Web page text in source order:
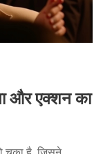
और एक्शन का